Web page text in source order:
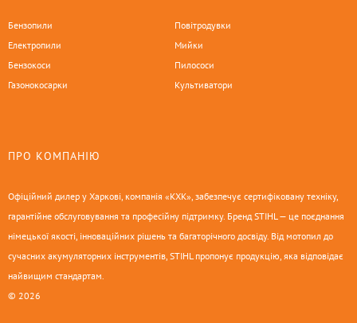
Бензопили
Електропили
Бензокоси
Газонокосарки
Повітродувки
Мийки
Пилососи
Культиватори
ПРО КОМПАНІЮ
Офіційний дилер у Харкові, компанія «КХК», забезпечує сертифіковану техніку,
гарантійне обслуговування та професійну підтримку. Бренд STIHL — це поєднання
німецької якості, інноваційних рішень та багаторічного досвіду. Від мотопил до
сучасних акумуляторних інструментів, STIHL пропонує продукцію, яка відповідає
найвищим стандартам.
© 2026